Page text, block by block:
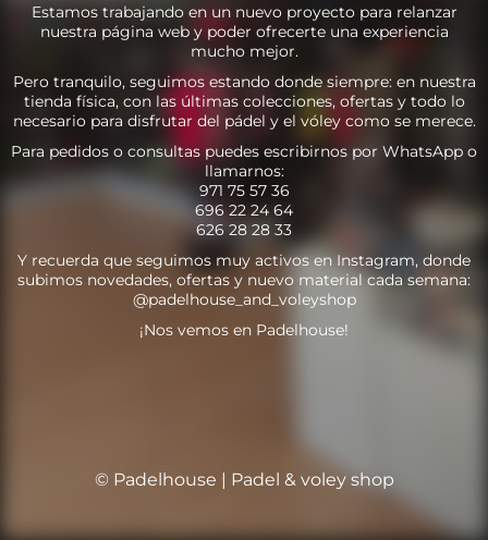
Estamos trabajando en un nuevo proyecto para relanzar
nuestra página web y poder ofrecerte una experiencia
mucho mejor.
Pero tranquilo, seguimos estando donde siempre: en nuestra
tienda física, con las últimas colecciones, ofertas y todo lo
necesario para disfrutar del pádel y el vóley como se merece.
Para pedidos o consultas puedes escribirnos por WhatsApp o
llamarnos:
971 75 57 36
696 22 24 64
626 28 28 33
Y recuerda que seguimos muy activos en Instagram, donde
subimos novedades, ofertas y nuevo material cada semana:
@padelhouse_and_voleyshop
¡Nos vemos en Padelhouse!
© Padelhouse | Padel & voley shop